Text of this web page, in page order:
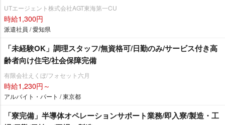
UTエージェント株式会社AGT東海第一CU
時給1,300円
派遣社員 / 愛知県
「未経験OK」調理スタッフ/無資格可/日勤のみ/サービス付き高
齢者向け住宅/社会保障完備
有限会社えくぼ/フォセット六月
時給1,230円～
アルバイト・パート / 東京都
「寮完備」半導体オペレーションサポート業務/即入寮/製造・工